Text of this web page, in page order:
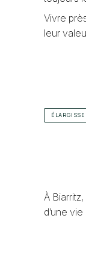
Vivre
leur
À
d’une